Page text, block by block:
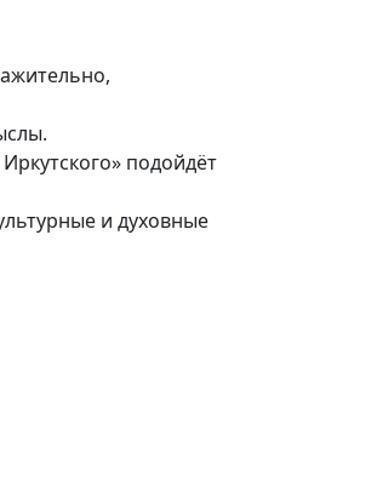
подойдёт
и духовные